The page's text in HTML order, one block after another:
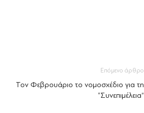
Επόμενο άρθρο
Τον Φεβρουάριο το νομοσχέδιο για τη
“Συνεπιμέλεια”